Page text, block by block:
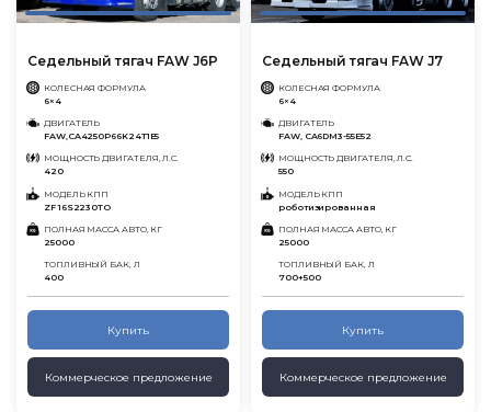
Седельный тягач FAW J6P
КОЛЕСНАЯ ФОРМУЛА
6×4
ДВИГАТЕЛЬ
FAW,CA4250P66K24T1E5
МОЩНОСТЬ ДВИГАТЕЛЯ, Л.С.
420
МОДЕЛЬ КПП
ZF 16S2230TO
ПОЛНАЯ МАССА АВТО, КГ
25000
ТОПЛИВНЫЙ БАК, Л
400
Купить
Коммерческое предложение
Седельный тягач FAW J7
КОЛЕСНАЯ ФОРМУЛА
6×4
ДВИГАТЕЛЬ
FAW, CA6DM3-55E52
МОЩНОСТЬ ДВИГАТЕЛЯ, Л.С.
550
МОДЕЛЬ КПП
роботизированная
ПОЛНАЯ МАССА АВТО, КГ
25000
ТОПЛИВНЫЙ БАК, Л
700+500
Купить
Коммерческое предложение